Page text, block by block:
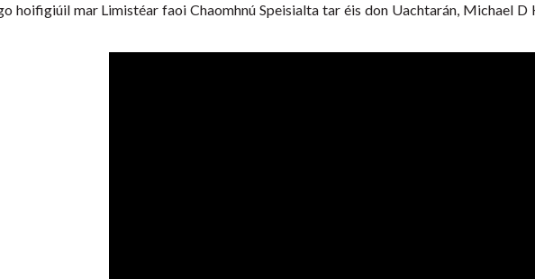
hoifigiúil mar Limistéar faoi Chaomhnú Speisialta tar éis don Uachtarán, Michael